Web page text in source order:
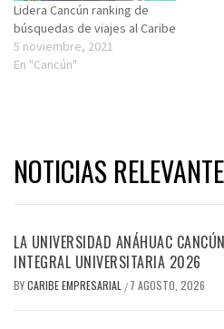
Lidera Cancún ranking de
búsquedas de viajes al Caribe
5 noviembre, 2021
En "Cancún"
NOTICIAS
LA UNIVERSIDAD ANÁHUAC
INTEGRAL UNIVERSITARIA 2026
BYCARIBE EMPRESARIAL / 7 AGOSTO, 2026